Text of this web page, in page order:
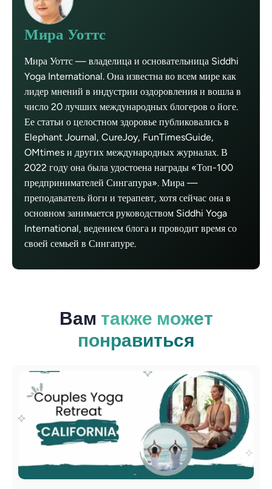
Мира Уоттс
Мира Уоттс — владелица и основательница Siddhi
Yoga International. Она известна во всем мире как
лидер мнений в индустрии оздоровления и вошла в
число 20 лучших международных блогеров о йоге.
Ее статьи о целостном здоровье публиковались в
Elephant Journal, CureJoy, FunTimesGuide,
OMtimes и других международных журналах. В
2022 году она была удостоена награды «Топ-100
предпринимателей Сингапура». Мира —
преподаватель йоги и терапевт, хотя сейчас она в
основном занимается руководством Siddhi Yoga
International, ведением блога и проводит время со
своей семьей в Сингапуре.
Вам также может
понравиться